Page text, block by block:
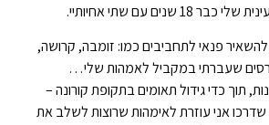
שנים עם שתי אחיותיי.
פנאי לתחביבים כמו: זומבה, קרושה,
שעברתי במקביל לאמהות שלי…
אני עוזרת לאימהות שרוצות לשלב את